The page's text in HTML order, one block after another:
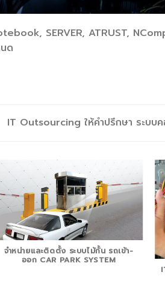
SERVER, ATRUST,
ด
IT Outsourcing ให้คำปรึกษา ระบบ
จำหน่ายและติดตั้ง ระบบไม้กั้น รถเข้า-
ออก CAR PARK SYSTEM